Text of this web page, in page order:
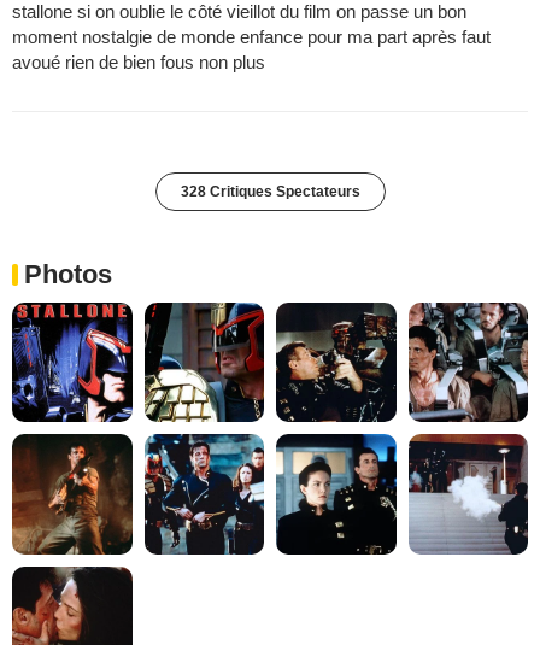
stallone si on oublie le côté vieillot du film on passe un bon
moment nostalgie de monde enfance pour ma part après faut
avoué rien de bien fous non plus
328 Critiques Spectateurs
Photos